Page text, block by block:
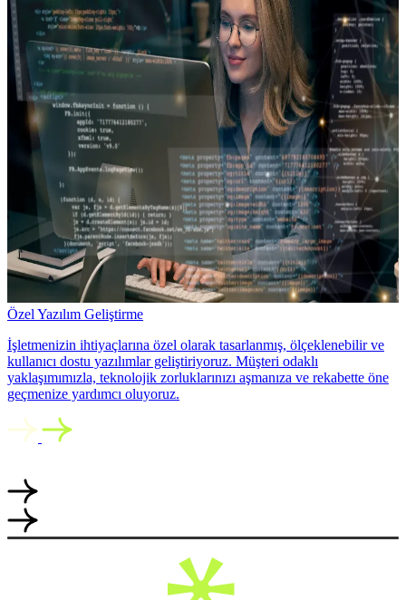
Özel Yazılım Geliştirme
İşletmenizin ihtiyaçlarına özel olarak tasarlanmış, ölçeklenebilir ve
kullanıcı dostu yazılımlar geliştiriyoruz. Müşteri odaklı
yaklaşımımızla, teknolojik zorluklarınızı aşmanıza ve rekabette öne
geçmenize yardımcı oluyoruz.